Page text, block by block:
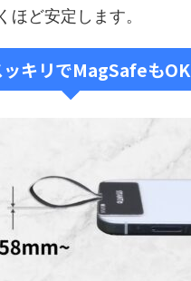
ほど安定します。
ッキリでMagSafeもOK